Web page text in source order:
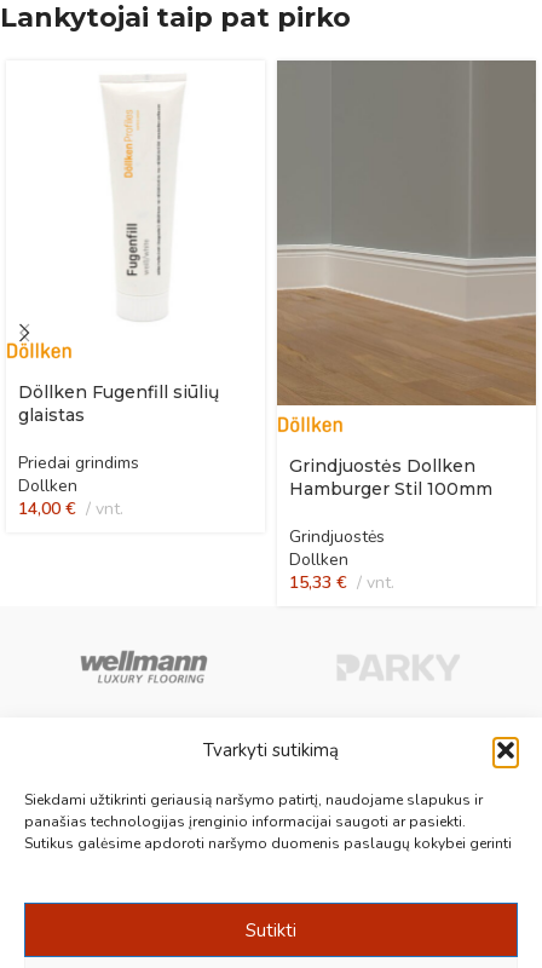
Tvarkyti sutikimą
Siekdami užtikrinti geriausią naršymo patirtį, naudojame slapukus ir
panašias technologijas įrenginio informacijai saugoti ar pasiekti.
Sutikus galėsime apdoroti naršymo duomenis paslaugų kokybei gerinti
Sutikti
Lankytojai taip pat pirko
Döllken Fugenfill siūlių
glaistas
Priedai grindims
Dollken
14,00 € vnt.
Grindjuostės Dollken
Hamburger Stil 100mm
Grindjuostės
Dollken
15,33 € vnt.
Aukščiausios kokybės medinės, laminuotos, vinilinės grindys, paklotai,
kiliminės plytelės, grindjuostės ir kt. originalios bei kokybiškos prekės
jūsų grindims.
+370 687 19789